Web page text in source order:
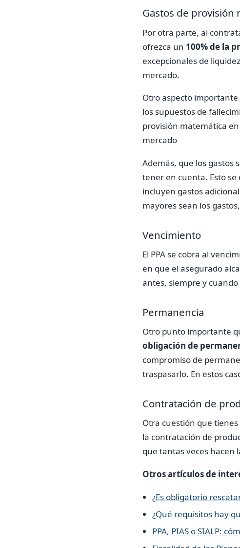
Gastos de provisión
Por otra parte, al
ofrezca un 100% de la
excepcionales de
mercado.
Otro aspecto
los supuestos de
provisión matemática
mercado
Además, que los gastos
tener en cuenta. Esto se
incluyen gastos
mayores sean los
Vencimiento
El PPA se cobra al
en que el asegurado
antes, siempre y
Permanencia
Otro punto importante
obligación de
compromiso de
traspasarlo. En estos
Contratación de
Otra cuestión que
la contratación de
que tantas veces hacen
Otros artículos de
¿Es obligatorio
¿Qué requisitos hay
PPA, PIAS o SIALP: